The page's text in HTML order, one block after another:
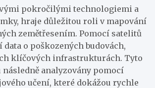
pokročilými technologiemi a
hraje důležitou roli v mapování
zemětřesením. Pomocí satelitů
data o poškozených budovách,
klíčových infrastrukturách. Tyto
analyzovány pomocí
učení, které dokážou rychle